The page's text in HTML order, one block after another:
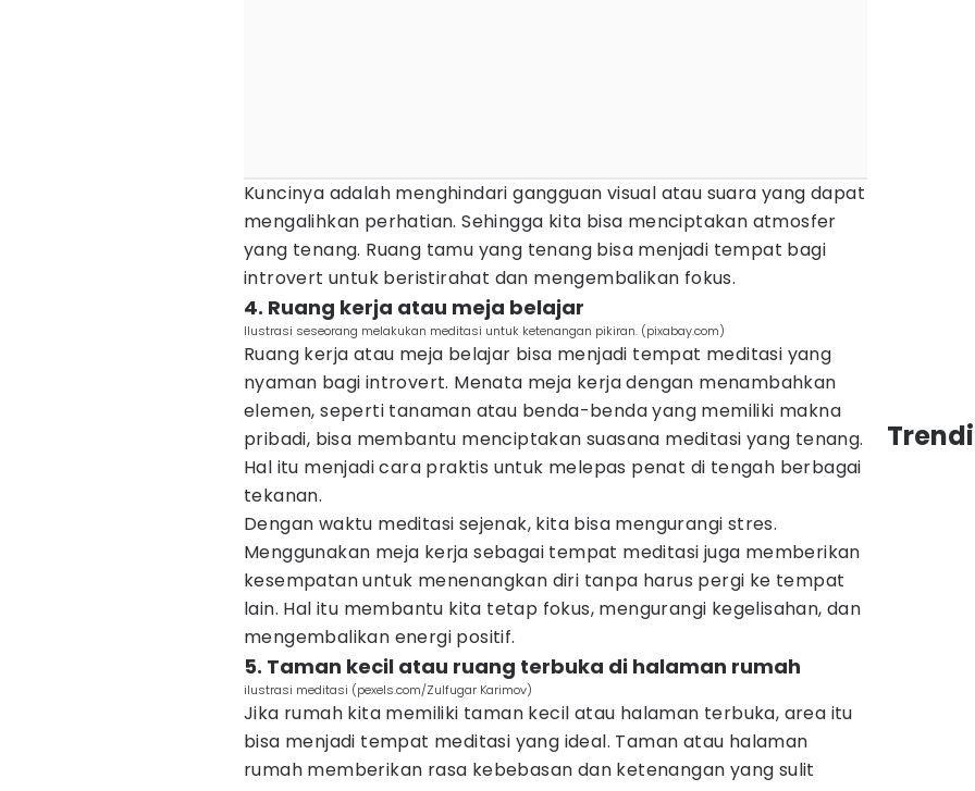
Kuncinya adalah menghindari gangguan visual atau suara yang dapat
mengalihkan perhatian. Sehingga kita bisa menciptakan atmosfer
yang tenang. Ruang tamu yang tenang bisa menjadi tempat bagi
introvert untuk beristirahat dan mengembalikan fokus.
4. Ruang kerja atau meja belajar
Ilustrasi seseorang melakukan meditasi untuk ketenangan pikiran. (pixabay.com)
Ruang kerja atau meja belajar bisa menjadi tempat meditasi yang
nyaman bagi introvert. Menata meja kerja dengan menambahkan
elemen, seperti tanaman atau benda-benda yang memiliki makna
pribadi, bisa membantu menciptakan suasana meditasi yang tenang.
Hal itu menjadi cara praktis untuk melepas penat di tengah berbagai
tekanan.
Dengan waktu meditasi sejenak, kita bisa mengurangi stres.
Menggunakan meja kerja sebagai tempat meditasi juga memberikan
kesempatan untuk menenangkan diri tanpa harus pergi ke tempat
lain. Hal itu membantu kita tetap fokus, mengurangi kegelisahan, dan
mengembalikan energi positif.
5. Taman kecil atau ruang terbuka di halaman rumah
ilustrasi meditasi (pexels.com/Zulfugar Karimov)
Jika rumah kita memiliki taman kecil atau halaman terbuka, area itu
bisa menjadi tempat meditasi yang ideal. Taman atau halaman
rumah memberikan rasa kebebasan dan ketenangan yang sulit